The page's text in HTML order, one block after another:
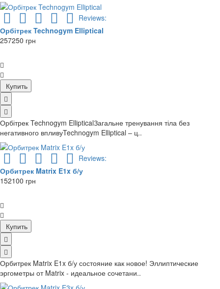
Reviews:
Орбітрек Technogym Elliptical
257250 грн
Купить
Орбітрек Technogym EllipticalЗагальне тренування тіла без
негативного впливуTechnogym Elliptical – ц..
Reviews:
Орбитрек Matrix E1x б/у
152100 грн
Купить
Орбитрек Matrix E1x б/у состояние как новое! Эллиптические
эргометры от Matrix - идеальное сочетани..